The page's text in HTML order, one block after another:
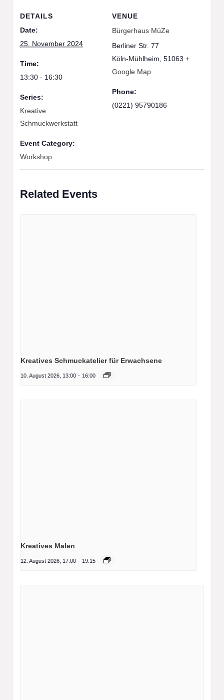
DETAILS
Date:
25. November 2024
Time:
13:30 - 16:30
Series:
Kreative
Schmuckwerkstatt
Event Category:
Workshop
VENUE
Bürgerhaus MüZe
Berliner Str. 77
Köln-Mühlheim, 51063 +
Google Map
Phone:
(0221) 95790186
Related Events
Kreatives Schmuckatelier für Erwachsene
10. August 2026, 13:00 - 16:00
Kreatives Malen
12. August 2026, 17:00 - 19:15